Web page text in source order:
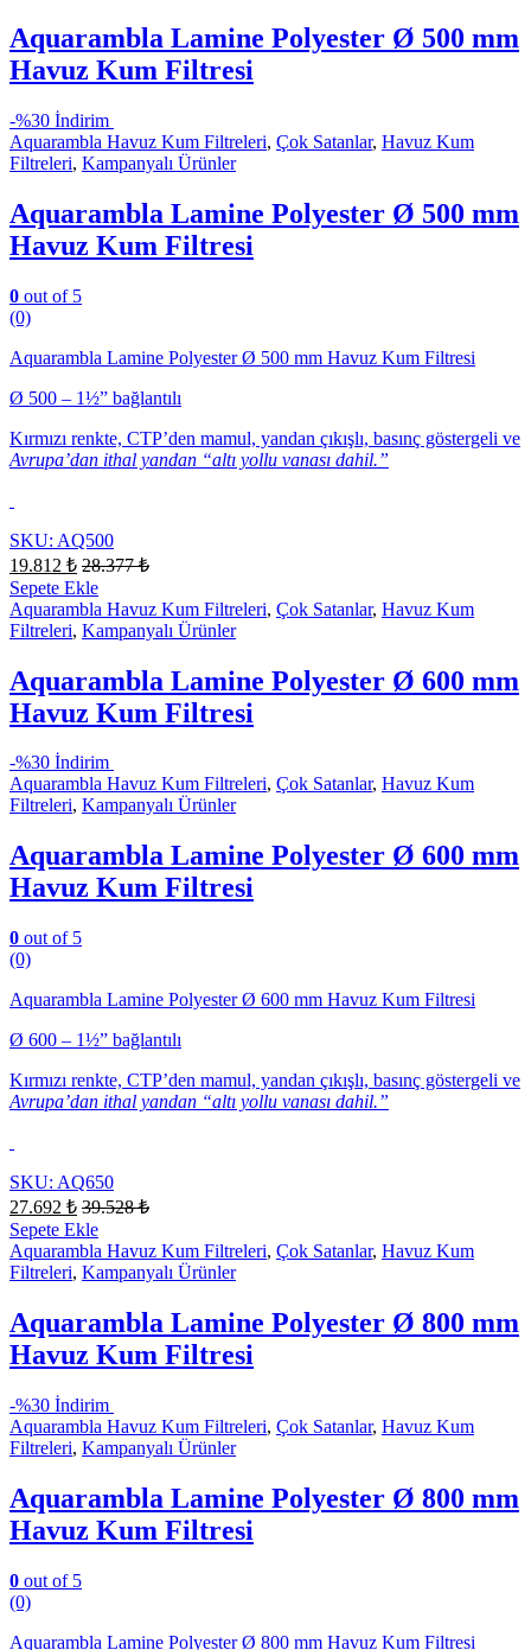
Aquarambla Lamine Polyester Ø 500 mm
Havuz Kum Filtresi
-%30 İndirim
Aquarambla Havuz Kum Filtreleri, Çok Satanlar, Havuz Kum
Filtreleri, Kampanyalı Ürünler
Aquarambla Lamine Polyester Ø 500 mm
Havuz Kum Filtresi
0 out of 5
(0)
Aquarambla Lamine Polyester Ø 500 mm Havuz Kum Filtresi
Ø 500 – 1½” bağlantılı
Kırmızı renkte, CTP’den mamul, yandan çıkışlı, basınç göstergeli ve
Avrupa’dan ithal yandan “altı yollu vanası dahil.”
SKU: AQ500
19.812 ₺ 28.377₺
Sepete Ekle
Aquarambla Havuz Kum Filtreleri, Çok Satanlar, Havuz Kum
Filtreleri, Kampanyalı Ürünler
Aquarambla Lamine Polyester Ø 600 mm
Havuz Kum Filtresi
-%30 İndirim
Aquarambla Havuz Kum Filtreleri, Çok Satanlar, Havuz Kum
Filtreleri, Kampanyalı Ürünler
Aquarambla Lamine Polyester Ø 600 mm
Havuz Kum Filtresi
0 out of 5
(0)
Aquarambla Lamine Polyester Ø 600 mm Havuz Kum Filtresi
Ø 600 – 1½” bağlantılı
Kırmızı renkte, CTP’den mamul, yandan çıkışlı, basınç göstergeli ve
Avrupa’dan ithal yandan “altı yollu vanası dahil.”
SKU: AQ650
27.692 ₺ 39.528₺
Sepete Ekle
Aquarambla Havuz Kum Filtreleri, Çok Satanlar, Havuz Kum
Filtreleri, Kampanyalı Ürünler
Aquarambla Lamine Polyester Ø 800 mm
Havuz Kum Filtresi
-%30 İndirim
Aquarambla Havuz Kum Filtreleri, Çok Satanlar, Havuz Kum
Filtreleri, Kampanyalı Ürünler
Aquarambla Lamine Polyester Ø 800 mm
Havuz Kum Filtresi
0 out of 5
(0)
Aquarambla Lamine Polyester Ø 800 mm Havuz Kum Filtresi